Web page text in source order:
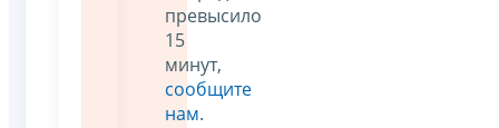
превысило
15
минут,
сообщите
нам.